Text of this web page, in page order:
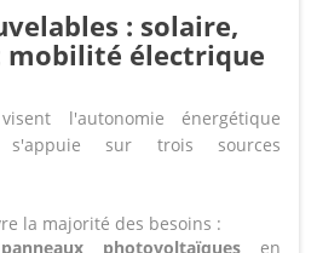
: solaire,
mobilité électrique
l'autonomie énergétique
sur trois sources
la majorité des besoins :
photovoltaïquesen